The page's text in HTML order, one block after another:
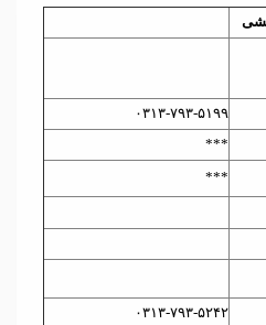
۰۳۱۳-۷۹۳-۵۱۹۹
***
***
۰۳۱۳-۷۹۳-۵۲۴۲